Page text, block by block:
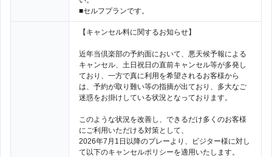
■セルフプランです。
【キャンセル料に関するお知らせ】
近年当倶楽部の予約面において、悪天候予報による
キャンセル、土日祝日の直前キャンセル等が多発し
ており、一方で真に利用を希望されるお客様から
は、予約が取り難い等の指摘が出ており、多大なご
迷惑をお掛けしている状況となっております。
このような状況を改善し、できるだけ多くのお客様
にご利用いただける対策として、
2026年7月1日以降のプレーより、ビジター様に対し
て以下のキャンセルポリシーを適用いたします。